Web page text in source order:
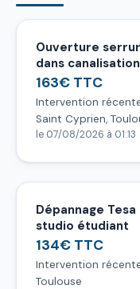
Ouverture
dans canalisation
163€ TTC
Intervention
Saint Cyprien,
le 07/08/2026 à 01:13
Dépannage
studio étudiant
134€ TTC
Intervention
Toulouse